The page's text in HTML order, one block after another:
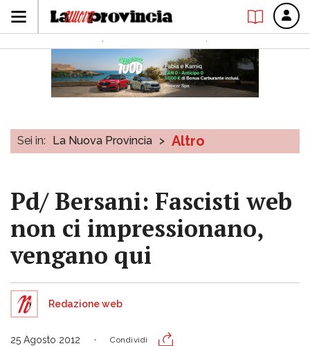
Sei in: La Nuova Provincia > Altro
Pd/ Bersani: Fascisti web
non ci impressionano,
vengano qui
Redazione web
25 Agosto 2012 Condividi